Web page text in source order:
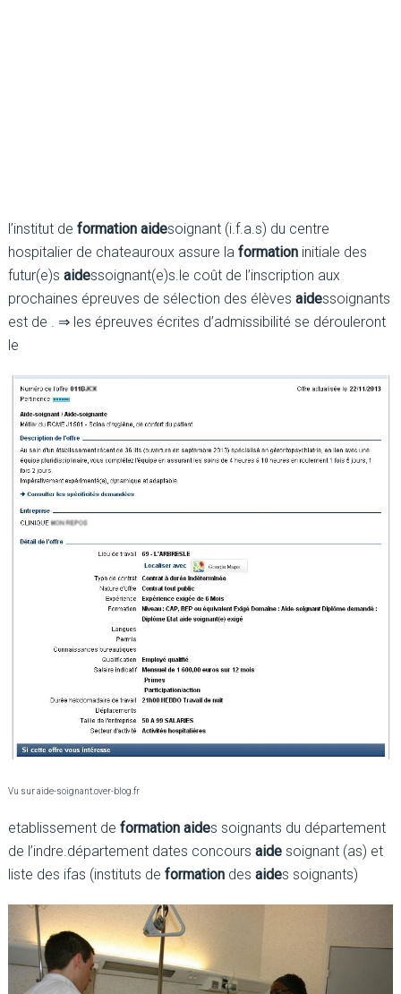
l’institut de formation aidesoignant (i.f.a.s) du centre
hospitalier de chateauroux assure la formationinitiale des
futur(e)s aidessoignant(e)s.le coût de l’inscription aux
prochaines épreuves de sélection des élèves aidessoignants
est de . ⇒ les épreuves écrites d’admissibilité se dérouleront
le
Vu sur aide-soignant.over-blog.fr
etablissement de formation aides soignants du département
de l’indre.département dates concours aidesoignant (as) et
liste des ifas (instituts de formationdes aides soignants)